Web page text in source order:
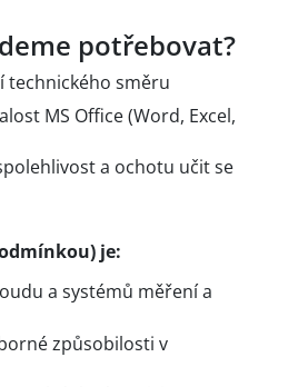
potřebovat?
technického směru
MS Office (Word, Excel,
a ochotu učit se
je:
a systémů měření a
způsobilosti v